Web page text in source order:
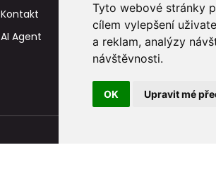
Tyto webové stránky
cílem vylepšení
a reklam, analýzy
návštěvnosti.
OK Upravit mé
Kontakt
AI Agent